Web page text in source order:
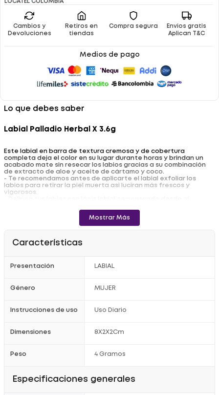
LOCATEL COLOMBIA
Cambios y
Devoluciones
Retiros en
tiendas
Compra segura
Envíos gratis
Aplican T&C
Medios de pago
Lo que debes saber
Labial Palladio Herbal X 3.6g
Este labial en barra de textura cremosa y de cobertura
completa deja el color en su lugar durante horas y brindan un
acabado mate sin resecar los labios gracias a su combinación
de extracto de aloe y aceite de cártamo y coco.
- Te recomendamos antes de aplicarte el labial exfoliar los
labios para retirar la piel muerta asi luciran más frescos y
vigorosos.
- Luego desliza el aplicador en el labio inferior repitiendo la
misma operación siempre siguiendo el contorno de tu boca y
deja que el producto se seque sin frotar tus labios uno con el
otro.
Mostrar Más
Características
Presentación LABIAL
Género MUJER
Instrucciones de uso Uso Diario
Dimensiones 8X2X2Cm
Peso 4 Gramos
Especificaciones generales